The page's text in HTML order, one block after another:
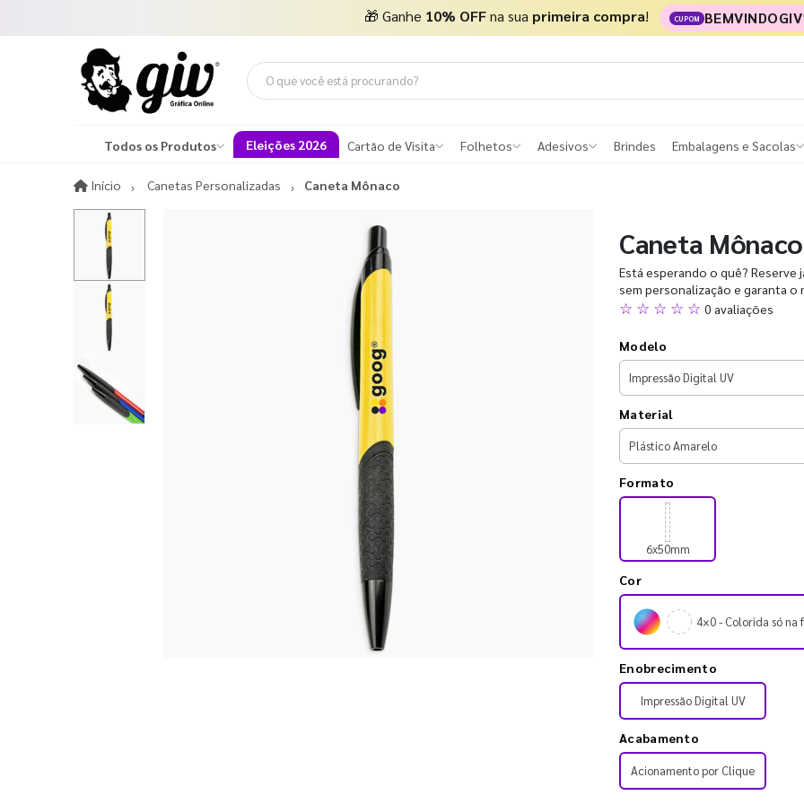
🎁 Ganhe 10% OFFna sua primeira compra! CUPOM
Todos os Produtos Eleições 2026 Cartão de Visita Folhetos Adesivos Brindes Embalagens e Sacolas
Início InícioCanetas Personalizadas Caneta Mônaco
Caneta Mônaco
Está esperando o quê? Reserve
sem personalização e garanta
☆ ☆ ☆ ☆ ☆ 0 avaliações
Modelo
Material
Formato
6x50mm
Cor
4×0 - Colorida só na
Enobrecimento
Impressão Digital UV
Acabamento
Acionamento por Clique